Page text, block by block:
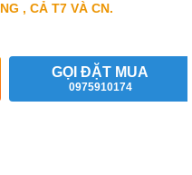
, CẢ T7 VÀ CN.
GỌI ĐẶT MUA
0975910174